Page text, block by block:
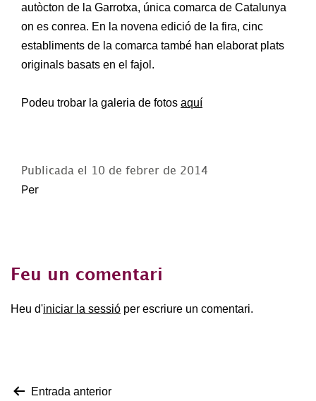
autòcton de la Garrotxa, única comarca de Catalunya
on es conrea. En la novena edició de la fira, cinc
establiments de la comarca també han elaborat plats
originals basats en el fajol.
Podeu trobar la galeria de fotos aquí
Publicada el 10 de febrer de 2014
Per
Feu un comentari
Heu d'iniciar la sessió per escriure un comentari.
Entrada anterior